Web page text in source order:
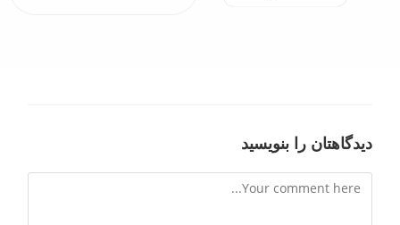
دیدگاهتان را بنویسید